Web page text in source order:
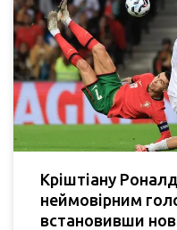
Кріштіану
неймовірним
встановивши